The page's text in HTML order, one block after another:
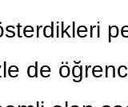
de